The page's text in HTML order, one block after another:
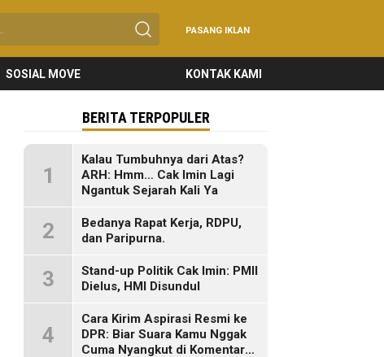
PASANG IKLAN
SOSIAL MOVE KONTAK KAMI
BERITA TERPOPULER
1
Kalau Tumbuhnya dari Atas?
ARH: Hmm… Cak Imin Lagi
Ngantuk Sejarah Kali Ya
2
Bedanya Rapat Kerja, RDPU,
dan Paripurna.
3
Stand-up Politik Cak Imin: PMII
Dielus, HMI Disundul
4
Cara Kirim Aspirasi Resmi ke
DPR: Biar Suara Kamu Nggak
Cuma Nyangkut di Komentar